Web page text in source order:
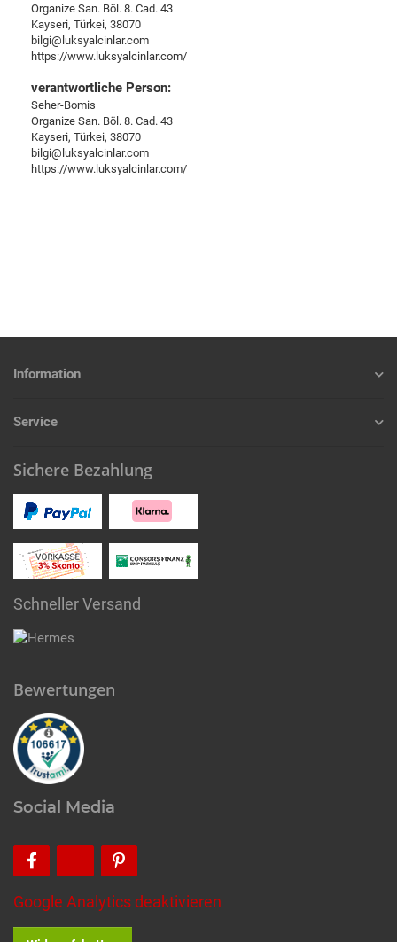
Organize San. Böl. 8. Cad. 43
Kayseri, Türkei, 38070
bilgi@luksyalcinlar.com
https://www.luksyalcinlar.com/
verantwortliche Person:
Seher-Bomis
Organize San. Böl. 8. Cad. 43
Kayseri, Türkei, 38070
bilgi@luksyalcinlar.com
https://www.luksyalcinlar.com/
Information
Service
Sichere Bezahlung
Schneller Versand
Bewertungen
Social Media
Google Analytics deaktivieren